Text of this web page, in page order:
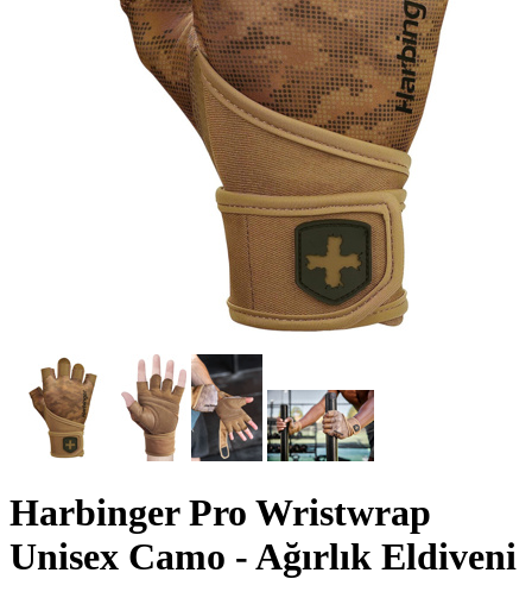
Harbinger Pro Wristwrap
Unisex Camo - Ağırlık Eldiveni